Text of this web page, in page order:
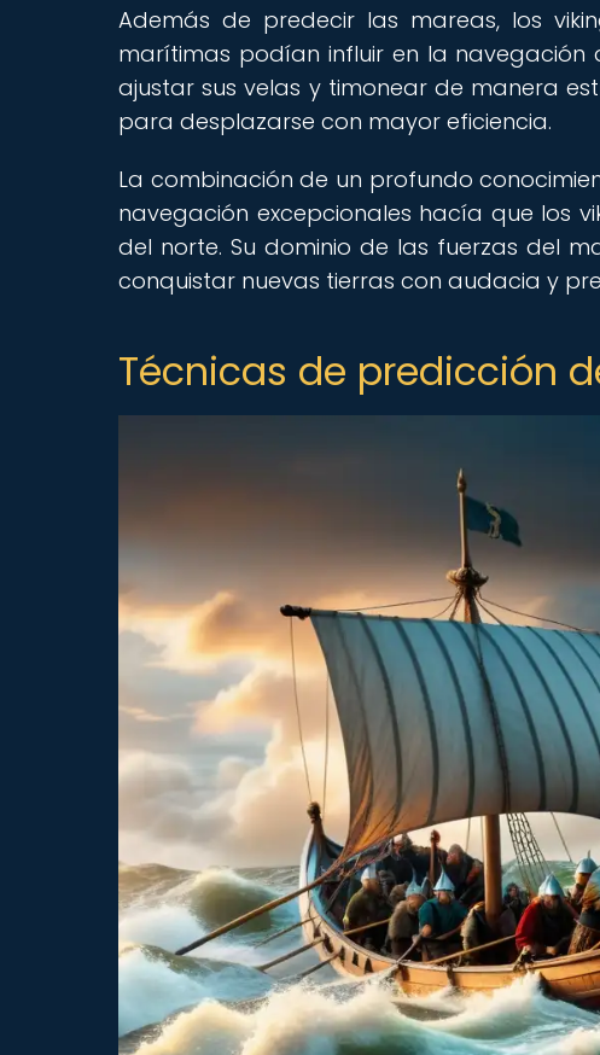
Además de predecir las mareas, los
marítimas podían influir en la navegación
ajustar sus velas y timonear de manera
para desplazarse con mayor eficiencia.
La combinación de un profundo
navegación excepcionales hacía que los
del norte. Su dominio de las fuerzas del
conquistar nuevas tierras con audacia y
Técnicas de predicción